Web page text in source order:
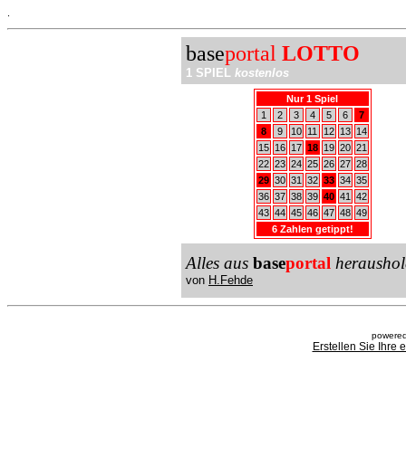
baseportal LOTTO
1 SPIEL kostenlos
Nur 1 Spiel
1
2 3 4 5 6
7
8
9 10 11 12 13
14
15
16 17 18 19 20 21
22 23 24 25 26 27 28
29 30 31 32 33 34 35
36 37 38 39 40 41
42
43 44 45 46 47 48 49
6 Zahlen getippt!
Alles aus baseportal
von H.Fehde
Erstellen Sie Ihre